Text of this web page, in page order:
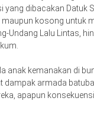
dibacakan Datuk
kosong untuk
Undang Lalu Lintas,
anak kemanakan di
armada
apapun